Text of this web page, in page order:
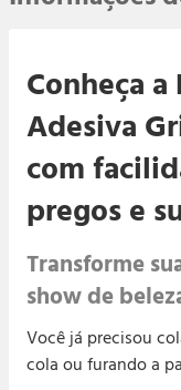
Prazo de
Entrega
A
útil e
Garantia
100%
todo
Caso
Entrega
Segura
Conheça a
Adesiva
com
pregos e
Transforme
show de
Você já precisou
cola ou furando a